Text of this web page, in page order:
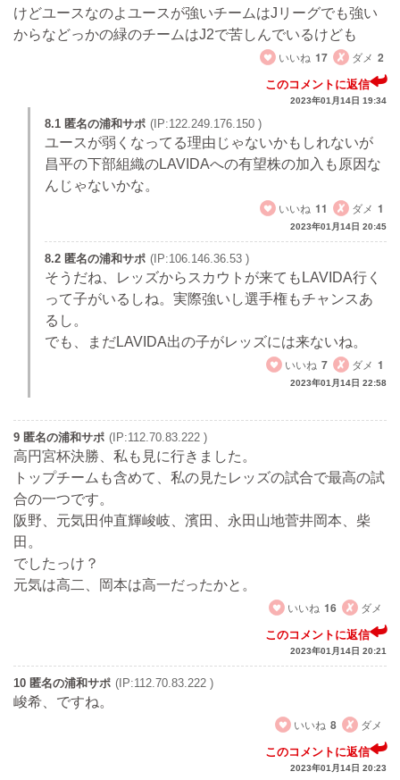
けどユースなのよユースが強いチームはJリーグでも強い
からなどっかの緑のチームはJ2で苦しんでいるけども
いいね 17 ダメ 2
このコメントに返信
2023年01月14日 19:34
8.1 匿名の浦和サポ (IP:122.249.176.150 )
ユースが弱くなってる理由じゃないかもしれないが
昌平の下部組織のLAVIDAへの有望株の加入も原因な
んじゃないかな。
いいね 11 ダメ 1
2023年01月14日 20:45
8.2 匿名の浦和サポ (IP:106.146.36.53 )
そうだね、レッズからスカウトが来てもLAVIDA行く
って子がいるしね。実際強いし選手権もチャンスあ
るし。
でも、まだLAVIDA出の子がレッズには来ないね。
いいね 7 ダメ 1
2023年01月14日 22:58
9 匿名の浦和サポ (IP:112.70.83.222 )
高円宮杯決勝、私も見に行きました。
トップチームも含めて、私の見たレッズの試合で最高の試
合の一つです。
阪野、元気田仲直輝峻岐、濱田、永田山地菅井岡本、柴
田。
でしたっけ？
元気は高二、岡本は高一だったかと。
いいね 16 ダメ
このコメントに返信
2023年01月14日 20:21
10 匿名の浦和サポ (IP:112.70.83.222 )
峻希、ですね。
いいね 8 ダメ
このコメントに返信
2023年01月14日 20:23